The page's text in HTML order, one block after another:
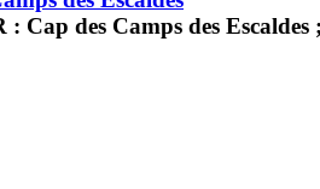
Cap des Camps des Escaldes